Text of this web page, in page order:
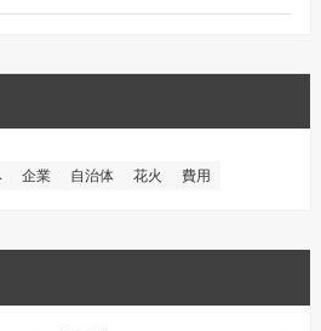
企業 自治体 花火 費用